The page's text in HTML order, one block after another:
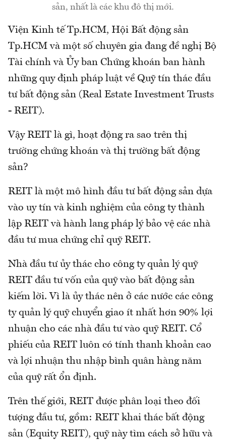
sản, nhất là các khu đô thị mới.
Viện Kinh tế Tp.HCM, Hội Bất động sản
Tp.HCM và một số chuyên gia đang đề nghị Bộ
Tài chính và Ủy ban Chứng khoán ban hành
những quy định pháp luật về Quỹ tín thác đầu
tư bất động sản (Real Estate Investment Trusts
- REIT).
Vậy REIT là gì, hoạt động ra sao trên thị
trường chứng khoán và thị trường bất động
sản?
REIT là một mô hình đầu tư bất động sản dựa
vào uy tín và kinh nghiệm của công ty thành
lập REIT và hành lang pháp lý bảo vệ các nhà
đầu tư mua chứng chỉ quỹ REIT.
Nhà đầu tư ủy thác cho công ty quản lý quỹ
REIT đầu tư vốn của quỹ vào bất động sản
kiếm lời. Vì là ủy thác nên ở các nước các công
ty quản lý quỹ chuyển giao ít nhất hơn 90% lợi
nhuận cho các nhà đầu tư vào quỹ REIT. Cổ
phiếu của REIT luôn có tính thanh khoản cao
và lợi nhuận thu nhập bình quân hàng năm
của quỹ rất ổn định.
Trên thế giới, REIT được phân loại theo đối
tượng đầu tư, gồm: REIT khai thác bất động
sản (Equity REIT), quỹ này tìm cách sở hữu và